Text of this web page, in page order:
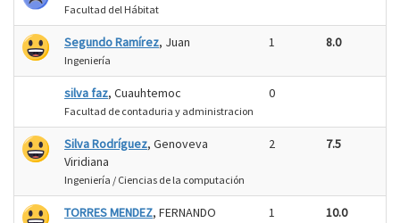
Facultad del Hábitat
Segundo Ramírez, Juan
Ingeniería
1 8.0
silva faz, Cuauhtemoc
Facultad de contaduria y administracion
0
Silva Rodríguez, Genoveva
Viridiana
Ingeniería / Ciencias de la computación
2 7.5
TORRES MENDEZ, FERNANDO 1 10.0